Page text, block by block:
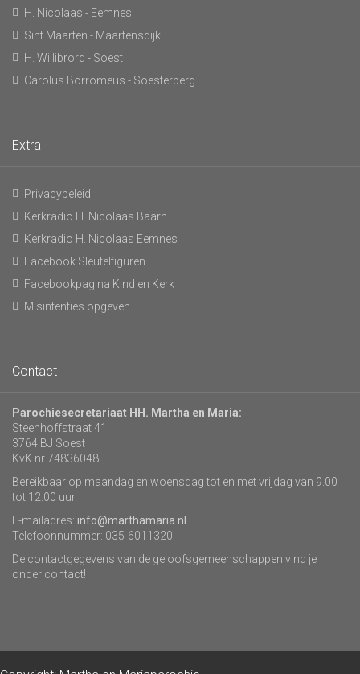
H. Nicolaas - Eemnes
Sint Maarten - Maartensdijk
H. Willibrord - Soest
Carolus Borromeüs - Soesterberg
Extra
Privacybeleid
Kerkradio H. Nicolaas Baarn
Kerkradio H. Nicolaas Eemnes
Facebook Sleutelfiguren
Facebookpagina Kind en Kerk
Misintenties opgeven
Contact
Parochiesecretariaat HH. Martha en Maria:
Steenhoffstraat 41
3764 BJ Soest
KvK nr 74836048
Bereikbaar op maandag en woensdag tot en met vrijdag van 9.00
tot 12.00 uur.
E-mailadres: info@marthamaria.nl
Telefoonnummer: 035-6011320
De contactgegevens van de geloofsgemeenschappen vind je
onder contact!